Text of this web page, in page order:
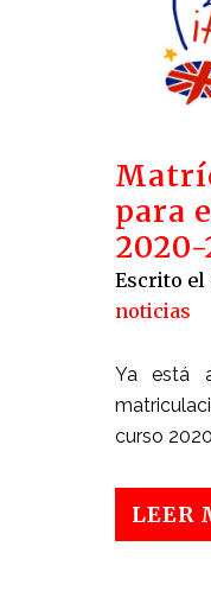
para
2020-
Escrito el
noticias
Ya está
curso
LEER